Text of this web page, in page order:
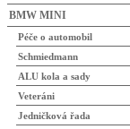
BMW MINI
Péče o automobil
Schmiedmann
ALU kola a sady
Veteráni
Jedničková řada